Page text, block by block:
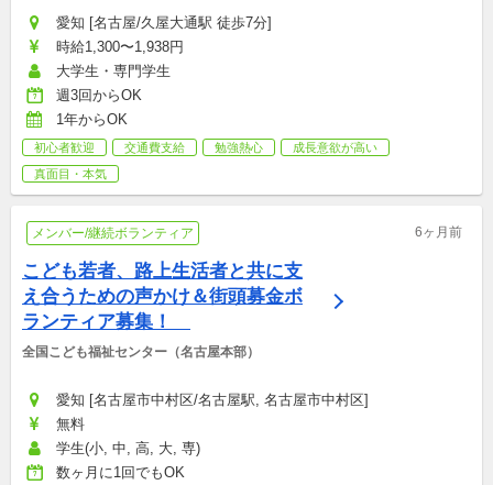
愛知 [名古屋/久屋大通駅 徒歩7分]
時給1,300〜1,938円
大学生・専門学生
週3回からOK
1年からOK
初心者歓迎 交通費支給 勉強熱心
成長意欲が高い
真面目・本気
メンバー/継続ボランティア 6ヶ月前
こども若者、路上生活者と共に支
え合うための声かけ＆街頭募金ボ
ランティア募集！
全国こども福祉センター（名古屋本部）
愛知 [名古屋市中村区/名古屋駅, 名古屋市中村区]
無料
学生(小, 中, 高, 大, 専)
数ヶ月に1回でもOK